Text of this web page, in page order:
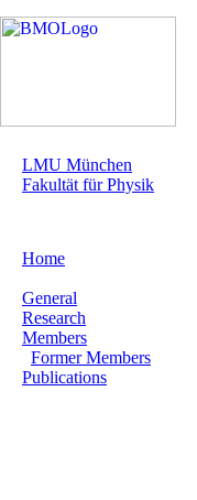
LMU München
Fakultät für Physik
Home
General
Research
Members
Former Members
Publications